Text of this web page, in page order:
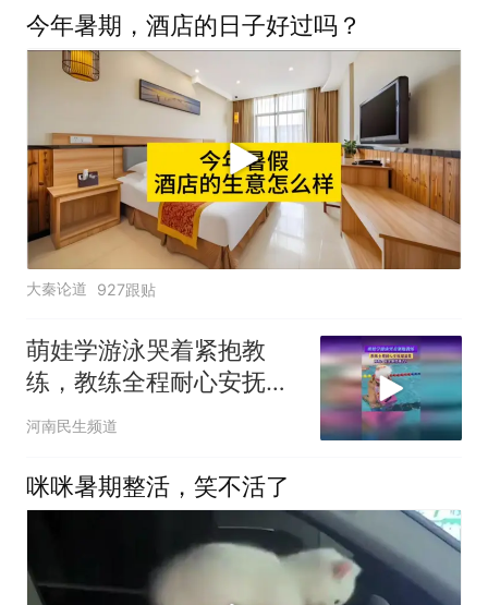
孩子补习，网友留言“包厢
应改名状元阁”
今年暑期，酒店的日子好过吗？
大秦论道 927跟贴
萌娃学游泳哭着紧抱教
练，教练全程耐心安抚超
温柔，网友：安全感拉满
河南民生频道
咪咪暑期整活，笑不活了